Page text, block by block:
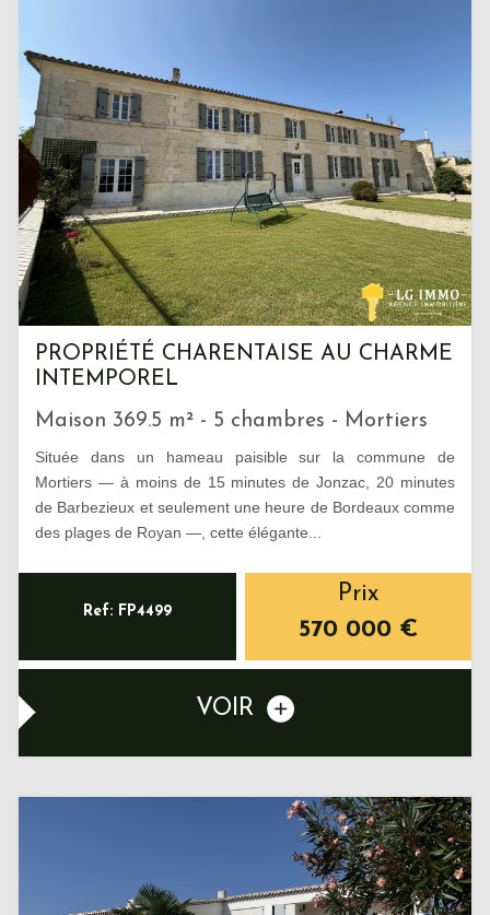
PROPRIÉTÉ CHARENTAISE AU CHARME
INTEMPOREL
Maison 369.5 m² - 5 chambres - Mortiers
Située dans un hameau paisible sur la commune de
Mortiers — à moins de 15 minutes de Jonzac, 20 minutes
de Barbezieux et seulement une heure de Bordeaux comme
des plages de Royan —, cette élégante...
Ref: FP4499
Prix
570 000 €
VOIR